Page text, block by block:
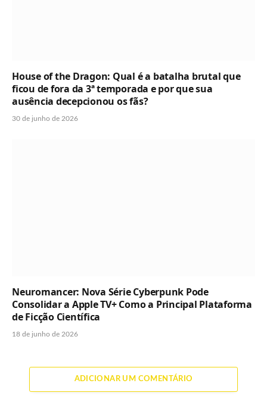
House of the Dragon: Qual é a batalha brutal que
ficou de fora da 3ª temporada e por que sua
ausência decepcionou os fãs?
30 de junho de 2026
Neuromancer: Nova Série Cyberpunk Pode
Consolidar a Apple TV+ Como a Principal Plataforma
de Ficção Científica
18 de junho de 2026
ADICIONAR UM COMENTÁRIO